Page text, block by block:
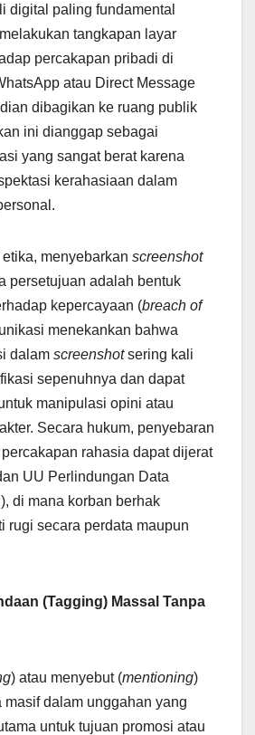
digital paling fundamental
tangkapan layar
percakapan pribadi di
atau Direct Message
dibagikan ke ruang publik
ini dianggap sebagai
yang sangat berat karena
kerahasiaan dalam
menyebarkan screenshot
persetujuan adalah bentuk
kepercayaan (breach of
menekankan bahwa
dalam screenshotsering kali
sepenuhnya dan dapat
manipulasi opini atau
Secara hukum, penyebaran
rahasia dapat dijerat
UU Perlindungan Data
di mana korban berhak
rugi secara perdata maupun
(Tagging) Massal Tanpa
) atau menyebut (mentioning)
masif dalam unggahan yang
untuk tujuan promosi atau